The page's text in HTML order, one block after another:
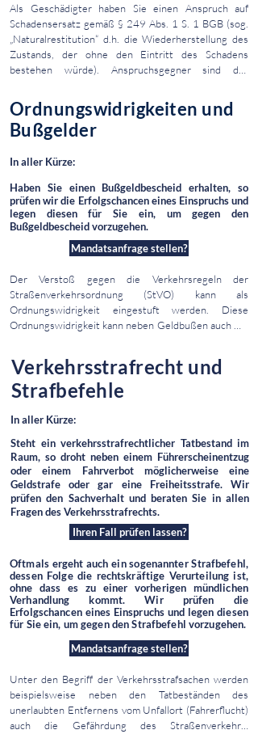
Als Geschädigter haben Sie einen Anspruch auf
Schadensersatz gemäß § 249 Abs. 1 S. 1 BGB (sog.
„Naturalrestitution“ d.h. die Wiederherstellung des
Zustands, der ohne den Eintritt des Schadens
bestehen würde). Anspruchsgegner sind der
„Gesamtschuldnerschaft“). Handelt es sich um Sach-
und Personenschäden, kann gemäß § 249 Abs. 2 S.1
BGB statt der Naturalrestitution, Schadensersatz in
Schadensersatzanspruch folgende Posten umfassen:
- Reparaturkosten
- Sachverständigenkosten
- Anwaltskosten
- Abschlepp- und Bergungskosten
Nutzungsausfallentschädigung
- Wertminderung
Gerne prüfen wir im Rahmen einer kostenlosen
Ansprüche.
Zum Nachweis des an Ihrem Fahrzeug entstandenen
Gegners in der Regel ein
Sachverständigengutachten. Die Kosten für dieses
Gutachten hat die Versicherung des
Unfallverursachers zu tragen. Dem Geschädigten
steht dabei die freie Wahl eines Gutachters zu.
Sollten Sie bei der Begutachtung des Schadens
Unterstützung benötigen, so vermittelten wir Ihnen
gerne einen kompetenten Kfz-Gutachter.
Ordnungswidrigkeiten und
Bußgelder
In aller Kürze:
Haben Sie einen Bußgeldbescheid erhalten, so
prüfen wir die Erfolgschancen eines Einspruchs und
legen diesen für Sie ein, um gegen den
Bußgeldbescheid vorzugehen.
Mandatsanfrage stellen?
Der Verstoß gegen die Verkehrsregeln der
Straßenverkehrsordnung (StVO) kann als
Ordnungswidrigkeit eingestuft werden. Diese
Ordnungswidrigkeit kann neben Geldbußen auch mit
dieses Verstoßes gegen die Verkehrsregeln einen
Bußgeldbescheid ist stets Eile geboten.
Grundsätzlich haben Sie das Recht gegen diesen
Einspruchsfrist von 2 Wochen gewährt.
Voraussetzung für das Einlegen eines Einspruchs
sind dessen Erfolgsaussichten. Ob ein Einspruch
Aussicht auf Erfolg hat, hängt von einer
Einzelfallprüfung ab.  Gerne prüfen wir die
Erfolgsaussichten eines Einspruchs in Ihrem
gegen den Bußgeldbescheid vorzugehen.
Verkehrsstrafrecht und
Strafbefehle
In aller Kürze:
Steht ein verkehrsstrafrechtlicher Tatbestand im
Raum, so droht neben einem Führerscheinentzug
odereinem Fahrverbot möglicherweise eine
Geldstrafe oder gar eine Freiheitsstrafe. Wir
prüfen den Sachverhalt und beratenSie in allen
Fragen desVerkehrsstrafrechts.
Ihren Fall prüfen lassen?
​​​Oftmals ergeht auch ein sogenannter Strafbefehl,
dessen Folge die rechtskräftige Verurteilung ist,
ohne dass es zu einer vorherigen mündlichen
Verhandlung kommt. Wir prüfen die
Erfolgschancen eines Einspruchs und legen diesen
für Sie ein, um gegen den Strafbefehl vorzugehen.
Mandatsanfrage stellen?
Unter den Begriff der Verkehrsstrafsachen werden
beispielsweise neben den Tatbeständen des
unerlaubten Entfernens vom Unfallort (Fahrerflucht)
auch die Gefährdung des Straßenverkehrs.